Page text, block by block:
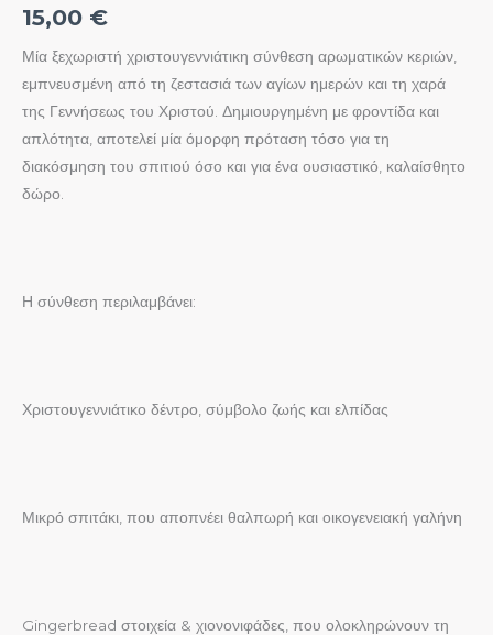
15,00 €
Μία ξεχωριστή χριστουγεννιάτικη σύνθεση αρωματικών κεριών,
εμπνευσμένη από τη ζεστασιά των αγίων ημερών και τη χαρά
της Γεννήσεως του Χριστού. Δημιουργημένη με φροντίδα και
απλότητα, αποτελεί μία όμορφη πρόταση τόσο για τη
διακόσμηση του σπιτιού όσο και για ένα ουσιαστικό, καλαίσθητο
δώρο.
Η σύνθεση περιλαμβάνει:
Χριστουγεννιάτικο δέντρο, σύμβολο ζωής και ελπίδας
Μικρό σπιτάκι, που αποπνέει θαλπωρή και οικογενειακή γαλήνη
Gingerbread στοιχεία & χιονονιφάδες, που ολοκληρώνουν τη